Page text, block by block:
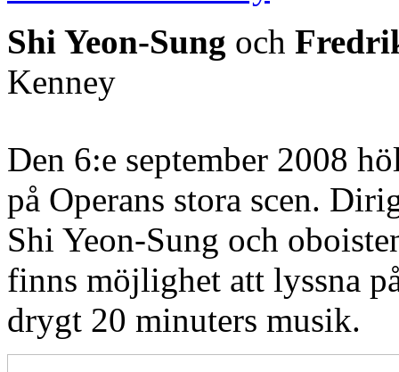
Shi Yeon-Sung och
Kenney
Den 6:e september 2008
på Operans stora scen.
Shi Yeon-Sung och
finns möjlighet att lyssna
drygt 20 minuters musik.